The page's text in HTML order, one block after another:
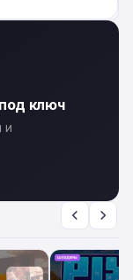
ключ
и